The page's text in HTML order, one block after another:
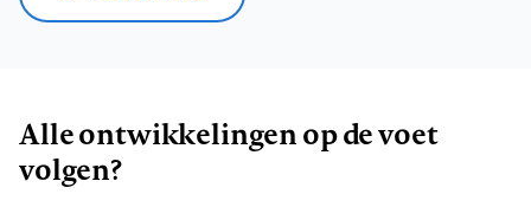
Alle ontwikkelingen op de voet
volgen?